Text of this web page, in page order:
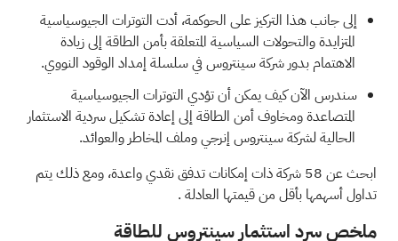
إلى جانب هذا التركيز على الحوكمة، أدت التوترات الجيوسياسية
المتزايدة والتحولات السياسية المتعلقة بأمن الطاقة إلى زيادة
الاهتمام بدور شركة سينتروس في سلسلة إمداد الوقود النووي.
سندرس الآن كيف يمكن أن تؤدي التوترات الجيوسياسية
المتصاعدة ومخاوف أمن الطاقة إلى إعادة تشكيل سردية الاستثمار
الحالية لشركة سينتروس إنرجي وملف المخاطر والعوائد.
ابحث عن
58 شركة ذات إمكانات تدفق نقدي واعدة، ومع ذلك يتم
تداول أسهمها بأقل من قيمتها العادلة.
ملخص سرد استثمار سينتروس للطاقة